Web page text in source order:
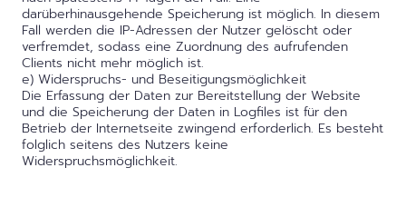
darüberhinausgehende Speicherung ist möglich. In diesem
Fall werden die IP-Adressen der Nutzer gelöscht oder
verfremdet, sodass eine Zuordnung des aufrufenden
Clients nicht mehr möglich ist.
e) Widerspruchs- und Beseitigungsmöglichkeit
Die Erfassung der Daten zur Bereitstellung der Website
und die Speicherung der Daten in Logfiles ist für den
Betrieb der Internetseite zwingend erforderlich. Es besteht
folglich seitens des Nutzers keine
Widerspruchsmöglichkeit.